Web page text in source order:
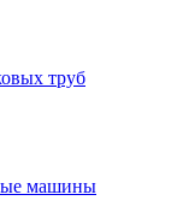
труб
машины